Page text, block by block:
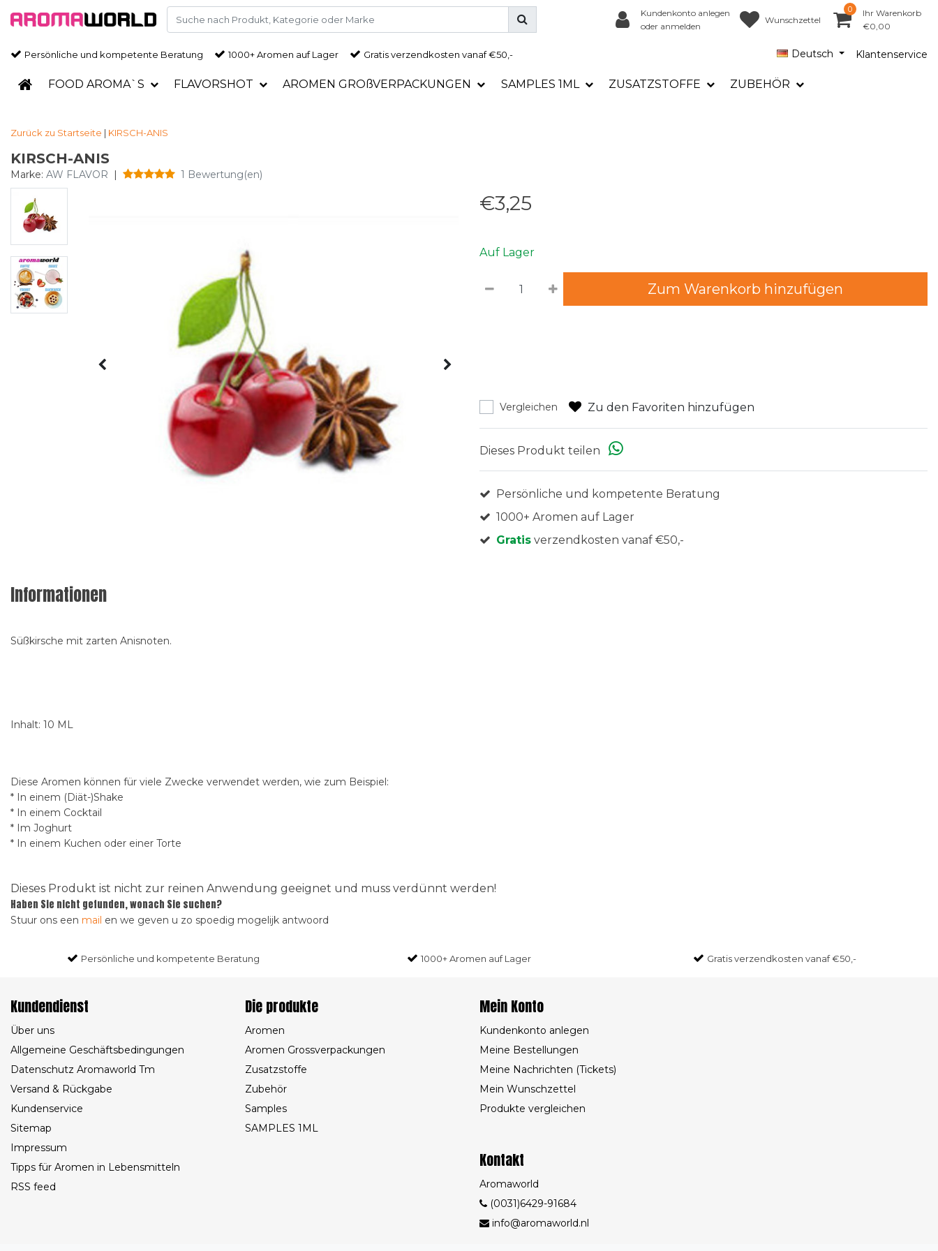
Kundenkonto anlegen
oder anmelden
Wunschzettel
0
Ihr Warenkorb
€0,00
Persönliche und kompetente Beratung 1000+ Aromen auf Lager Gratisverzendkosten vanaf €50,- Deutsch Klantenservice
FOOD AROMA`S FLAVORSHOT AROMEN GROßVERPACKUNGEN SAMPLES 1ML ZUSATZSTOFFE ZUBEHÖR
Zurück zu Startseite | KIRSCH-ANIS
KIRSCH-ANIS
Marke: AW FLAVOR | 1 Bewertung(en)
€3,25
Auf Lager
Zum Warenkorb hinzufügen
Vergleichen Zu den Favoriten hinzufügen
Dieses Produkt teilen
Persönliche und kompetente Beratung
1000+ Aromen auf Lager
Gratis verzendkosten vanaf €50,-
Informationen
Süßkirsche mit zarten Anisnoten.
Inhalt: 10 ML
Diese Aromen können für viele Zwecke verwendet werden, wie zum Beispiel:
* In einem (Diät-)Shake
* In einem Cocktail
* Im Joghurt
* In einem Kuchen oder einer Torte
Dieses Produkt ist nicht zur reinen Anwendung geeignet und muss verdünnt werden!
Haben Sie nicht gefunden, wonach Sie suchen?
Stuur ons een mail en we geven u zo spoedig mogelijk antwoord
Persönliche und kompetente Beratung 1000+ Aromen auf Lager Gratisverzendkosten vanaf €50,-
Kundendienst
Über uns
Allgemeine Geschäftsbedingungen
Datenschutz Aromaworld Tm
Versand & Rückgabe
Kundenservice
Sitemap
Impressum
Tipps für Aromen in Lebensmitteln
RSS feed
Die produkte
Aromen
Aromen Grossverpackungen
Zusatzstoffe
Zubehör
Samples
SAMPLES 1ML
Mein Konto
Kundenkonto anlegen
Meine Bestellungen
Meine Nachrichten (Tickets)
Mein Wunschzettel
Produkte vergleichen
Kontakt
Aromaworld
(0031)6429-91684
info@aromaworld.nl